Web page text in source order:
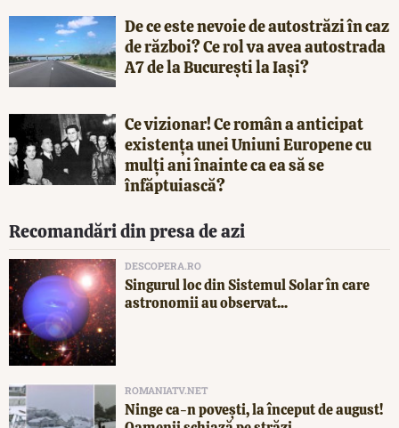
De ce este nevoie de autostrăzi în caz
de război? Ce rol va avea autostrada
A7 de la București la Iași?
Ce vizionar! Ce român a anticipat
existența unei Uniuni Europene cu
mulți ani înainte ca ea să se
înfăptuiască?
Recomandări din presa de azi
DESCOPERA.RO
Singurul loc din Sistemul Solar în care
astronomii au observat...
ROMANIATV.NET
Ninge ca-n povești, la început de august!